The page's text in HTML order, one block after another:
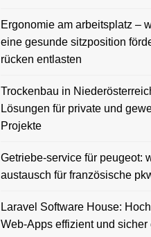
Ergonomie am arbeitsplatz –
eine gesunde sitzposition
rücken entlasten
Trockenbau in
Lösungen für private und
Projekte
Getriebe-service für peugeot:
austausch für französische
Laravel Software House:
Web-Apps effizient und sicher